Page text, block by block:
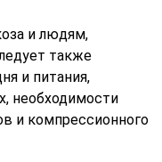
и людям,
также
и питания,
необходимости
и компрессионного